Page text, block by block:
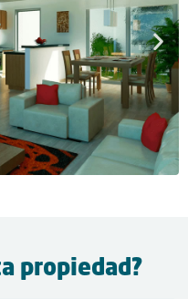
propiedad?